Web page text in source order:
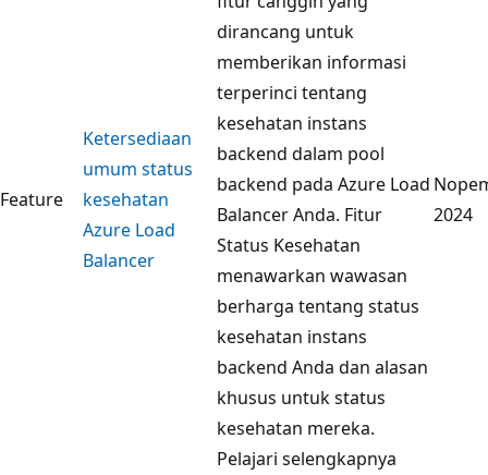
Feature
Ketersediaan
umum status
kesehatan
Azure Load
Balancer
dirancang untuk
memberikan informasi
terperinci tentang
kesehatan instans
backend dalam pool
backend pada Azure Load
Balancer Anda. Fitur
Status Kesehatan
menawarkan wawasan
berharga tentang status
kesehatan instans
backend Anda dan alasan
khusus untuk status
kesehatan mereka.
Pelajari selengkapnya
2024